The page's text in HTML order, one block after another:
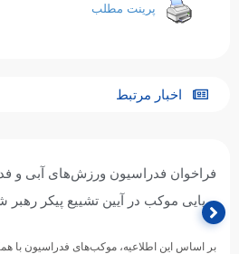
پرینت مطلب
اخبار مرتبط
فراخوان فدراسیون ورزش‌های آبی و
برپایی موکب در آیین تشییع پیکر رهبر
بر اساس این اطلاعیه، موکب‌های فدراسیون با